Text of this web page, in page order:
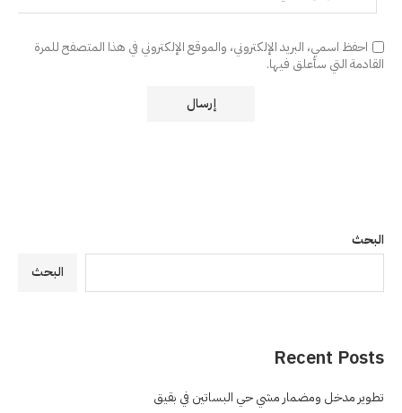
احفظ اسمي، البريد الإلكتروني، والموقع الإلكتروني في هذا المتصفح للمرة
القادمة التي سأعلق فيها.
البحث
البحث
Recent Posts
تطوير مدخل ومضمار مشي حي البساتين في بقيق